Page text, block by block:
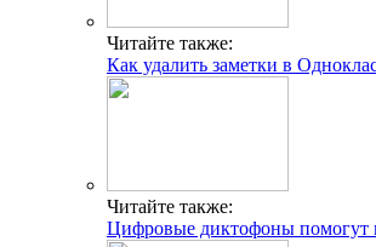
Читайте также:
Как удалить заметки в
Читайте также:
Цифровые диктофоны помогут